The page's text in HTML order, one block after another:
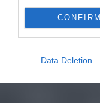
CONFIRM
Data Deletion